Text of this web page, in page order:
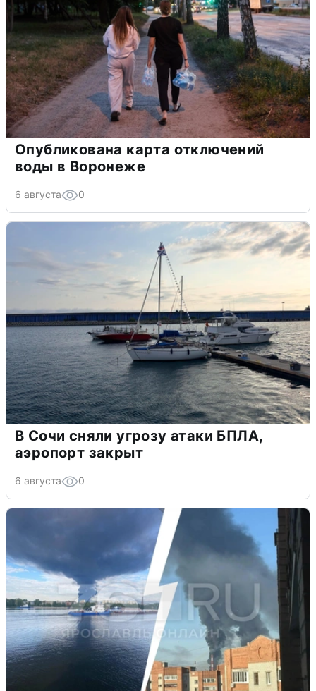
Опубликована карта отключений
воды в Воронеже
6 августа 0
В Сочи сняли угрозу атаки БПЛА,
аэропорт закрыт
6 августа 0